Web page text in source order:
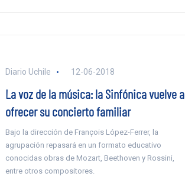
Diario Uchile 12-06-2018
La voz de la música: la Sinfónica vuelve a
ofrecer su concierto familiar
Bajo la dirección de François López-Ferrer, la
agrupación repasará en un formato educativo
conocidas obras de Mozart, Beethoven y Rossini,
entre otros compositores.